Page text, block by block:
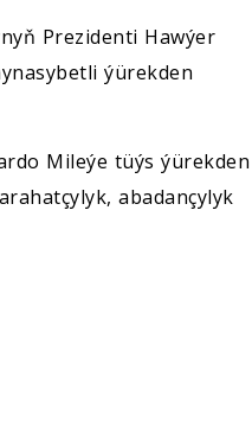
Prezidenti Hawýer
ýürekden
Mileýe tüýs ýürekden
abadançylyk